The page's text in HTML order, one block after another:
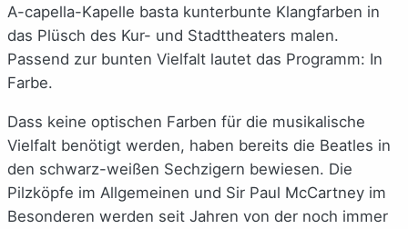
A-capella-Kapelle basta kunterbunte Klangfarben in
das Plüsch des Kur- und Stadttheaters malen.
Passend zur bunten Vielfalt lautet das Programm: In
Farbe.
Dass keine optischen Farben für die musikalische
Vielfalt benötigt werden, haben bereits die Beatles in
den schwarz-weißen Sechzigern bewiesen. Die
Pilzköpfe im Allgemeinen und Sir Paul McCartney im
Besonderen werden seit Jahren von der noch immer